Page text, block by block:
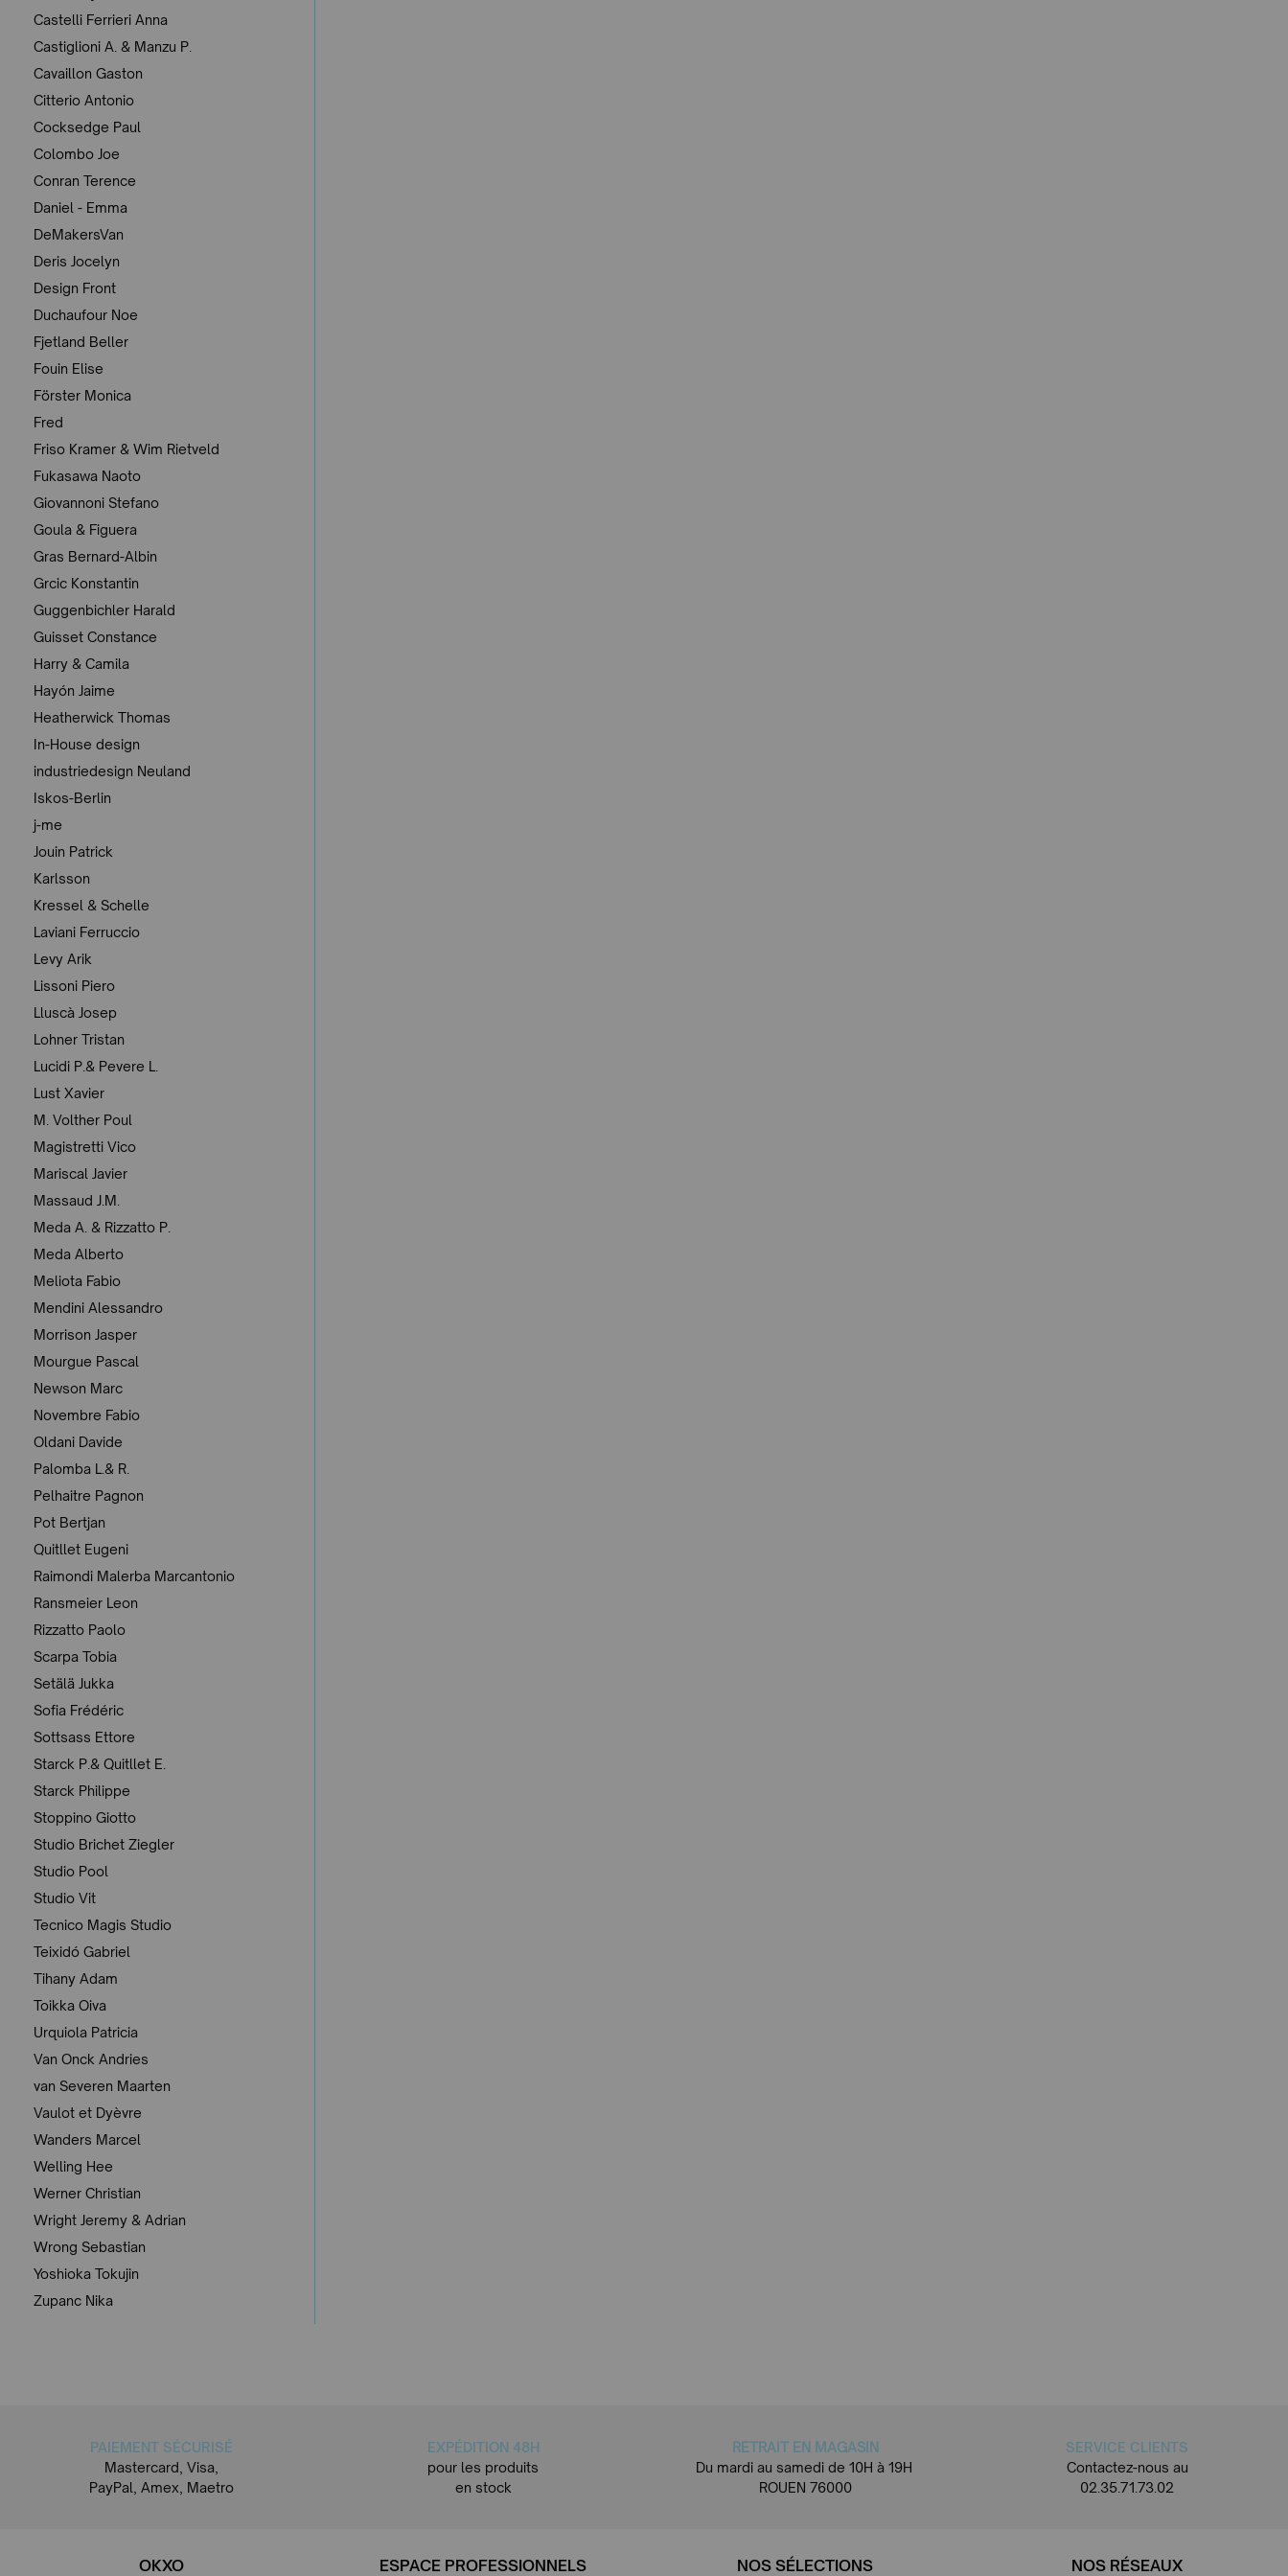
Castelli Ferrieri Anna
Castiglioni A. & Manzu P.
Cavaillon Gaston
Citterio Antonio
Cocksedge Paul
Colombo Joe
Conran Terence
Daniel - Emma
DeMakersVan
Deris Jocelyn
Design Front
Duchaufour Noe
Fjetland Beller
Fouin Elise
Förster Monica
Fred
Friso Kramer & Wim Rietveld
Fukasawa Naoto
Giovannoni Stefano
Goula & Figuera
Gras Bernard-Albin
Grcic Konstantin
Guggenbichler Harald
Guisset Constance
Harry & Camila
Hayón Jaime
Heatherwick Thomas
In-House design
industriedesign Neuland
Iskos-Berlin
j-me
Jouin Patrick
Karlsson
Kressel & Schelle
Laviani Ferruccio
Levy Arik
Lissoni Piero
Lluscà Josep
Lohner Tristan
Lucidi P.& Pevere L.
Lust Xavier
M. Volther Poul
Magistretti Vico
Mariscal Javier
Massaud J.M.
Meda A. & Rizzatto P.
Meda Alberto
Meliota Fabio
Mendini Alessandro
Morrison Jasper
Mourgue Pascal
Newson Marc
Novembre Fabio
Oldani Davide
Palomba L.& R.
Pelhaitre Pagnon
Pot Bertjan
Quitllet Eugeni
Raimondi Malerba Marcantonio
Ransmeier Leon
Rizzatto Paolo
Scarpa Tobia
Setälä Jukka
Sofia Frédéric
Sottsass Ettore
Starck P.& Quitllet E.
Starck Philippe
Stoppino Giotto
Studio Brichet Ziegler
Studio Pool
Studio Vit
Tecnico Magis Studio
Teixidó Gabriel
Tihany Adam
Toikka Oiva
Urquiola Patricia
Van Onck Andries
van Severen Maarten
Vaulot et Dyèvre
Wanders Marcel
Welling Hee
Werner Christian
Wright Jeremy & Adrian
Wrong Sebastian
Yoshioka Tokujin
Zupanc Nika
PAIEMENT SÉCURISÉ
Mastercard, Visa,
PayPal, Amex, Maetro
EXPÉDITION 48H
pour les produits
en stock
RETRAIT EN MAGASIN
Du mardi au samedi de 10H à 19H
ROUEN 76000
SERVICE CLIENTS
Contactez-nous au
02.35.71.73.02
OKXO ESPACE PROFESSIONNELS NOS SÉLECTIONS NOS RÉSEAUX